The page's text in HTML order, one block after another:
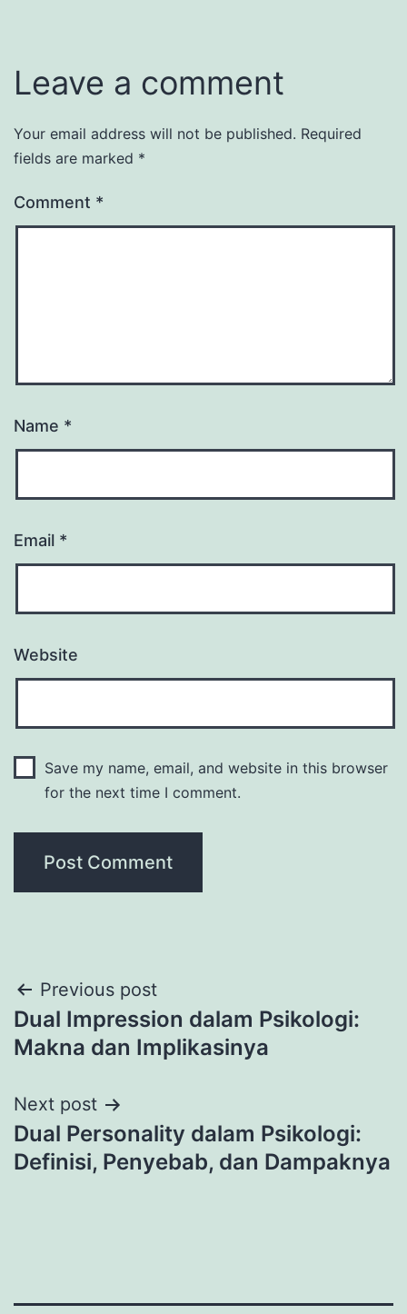
Leave a comment
Your email address will not be published. Required
fields are marked *
Comment *
Name *
Email *
Website
Save my name, email, and website in this browser
for the next time I comment.
Post
navigation
Previous post
Dual Impression dalam Psikologi:
Makna dan Implikasinya
Next post
Dual Personality dalam Psikologi:
Definisi, Penyebab, dan Dampaknya